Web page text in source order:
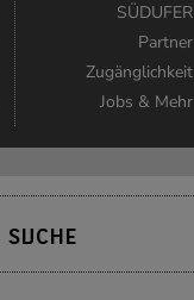
SÜDUFER
Partner
Zugänglichkeit
Jobs & Mehr
SUCHE